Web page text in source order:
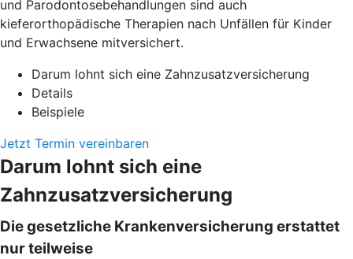
und Parodontosebehandlungen sind auch
kieferorthopädische Therapien nach Unfällen für Kinder
und Erwachsene mitversichert.
Darum lohnt sich eine Zahnzusatzversicherung
Details
Beispiele
Jetzt Termin vereinbaren
Darum lohnt sich eine
Zahnzusatzversicherung
Die gesetzliche Krankenversicherung erstattet
nur teilweise